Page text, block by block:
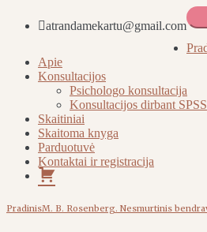
atrandamekartu@gmail.com
Atrandame kartu
Apie
Konsultacijos
Psichologo konsultacija
Konsultacijos dirbant SPSS
Skaitiniai
Skaitoma knyga
Parduotuvė
Kontaktai ir registracija
Pirkinių
krepšelis
PradinisM. B. Rosenberg. Nesmurtinis